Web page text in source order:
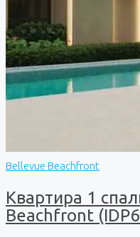
Bellevue Beachfront
Квартира 1
Beachfront